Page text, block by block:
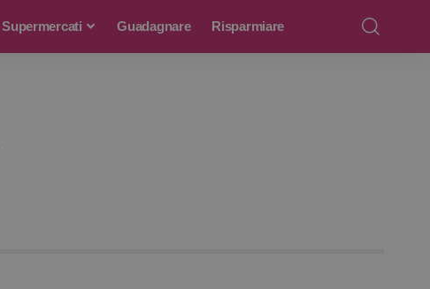
Supermercati Guadagnare Risparmiare